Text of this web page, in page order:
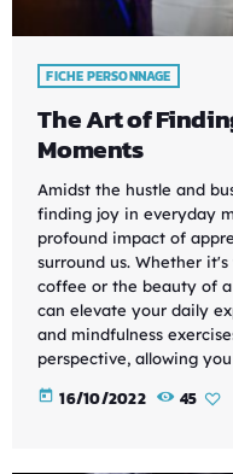
FICHE PERSONNAGE
The Art of
Moments
Amidst the hustle and
finding joy in everyday
profound impact of
surround us. Whether
coffee or the beauty of
can elevate your daily
and mindfulness
perspective, allowing
today 16/10/2022 45